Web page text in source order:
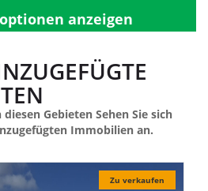
anzeigen
Gebieten Sehen Sie sich
Immobilien an.
Zu verkaufen